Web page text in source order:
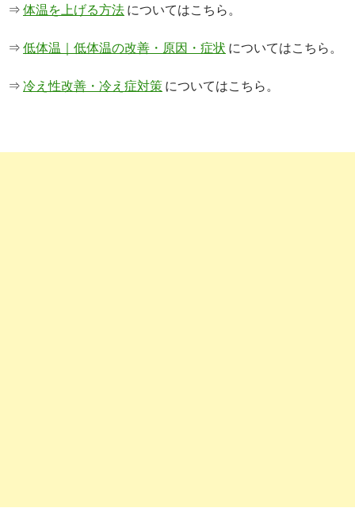
⇒ 体温を上げる方法 についてはこちら。
⇒ 低体温｜低体温の改善・原因・症状 についてはこちら。
⇒ 冷え性改善・冷え症対策 についてはこちら。